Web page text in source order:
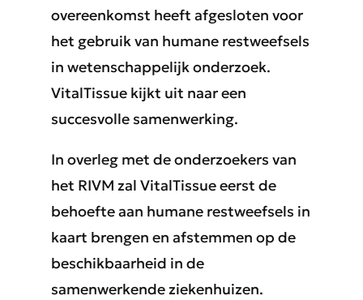
overeenkomst heeft afgesloten voor
het gebruik van humane restweefsels
in wetenschappelijk onderzoek.
VitalTissue kijkt uit naar een
succesvolle samenwerking.
In overleg met de onderzoekers van
het RIVM zal VitalTissue eerst de
behoefte aan humane restweefsels in
kaart brengen en afstemmen op de
beschikbaarheid in de
samenwerkende ziekenhuizen.